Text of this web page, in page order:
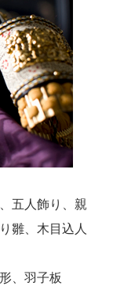
五人飾り、親
雛、木目込人
、羽子板